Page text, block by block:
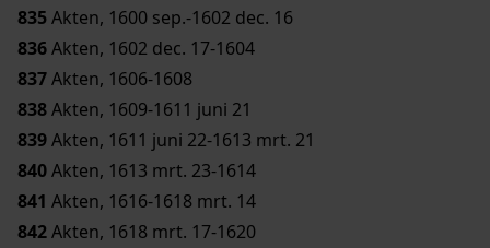
835Akten, 1600 sep.-1602 dec. 16
836Akten, 1602 dec. 17-1604
837Akten, 1606-1608
838Akten, 1609-1611 juni 21
839Akten, 1611 juni 22-1613 mrt. 21
840Akten, 1613 mrt. 23-1614
841 Akten, 1616-1618 mrt. 14
842Akten, 1618 mrt. 17-1620